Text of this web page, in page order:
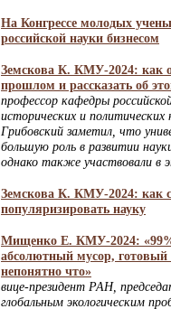
На Конгрессе молодых
российской науки бизнесом
Земскова К. КМУ-2024: как
прошлом и рассказать об
профессор кафедры
исторических и
Грибовский заметил, что
большую роль в развитии
однако также участвовали в
Земскова К. КМУ-2024: как
популяризировать науку
Мищенко Е. КМУ-2024:
абсолютный мусор, готовый
непонятно что»
вице-президент РАН,
глобальным экологическим